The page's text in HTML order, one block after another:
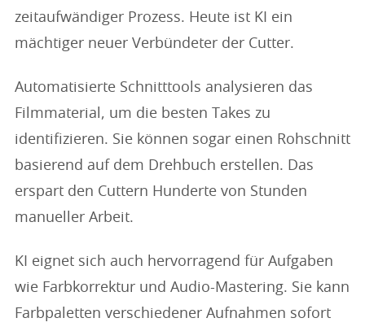
zeitaufwändiger Prozess. Heute ist KI ein
mächtiger neuer Verbündeter der Cutter.
Automatisierte Schnitttools analysieren das
Filmmaterial, um die besten Takes zu
identifizieren. Sie können sogar einen Rohschnitt
basierend auf dem Drehbuch erstellen. Das
erspart den Cuttern Hunderte von Stunden
manueller Arbeit.
KI eignet sich auch hervorragend für Aufgaben
wie Farbkorrektur und Audio-Mastering. Sie kann
Farbpaletten verschiedener Aufnahmen sofort